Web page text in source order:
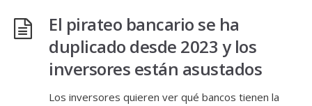
El pirateo bancario se ha
duplicado desde 2023 y los
inversores están asustados
Los inversores quieren ver qué bancos tienen la